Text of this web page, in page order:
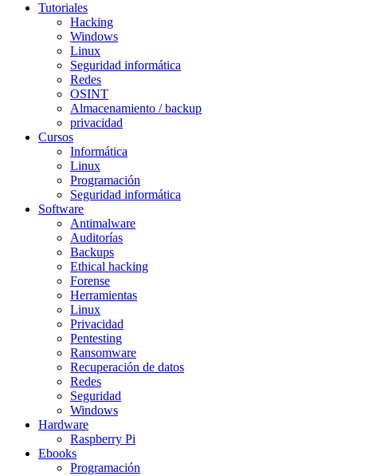
Tutoriales
Hacking
Windows
Linux
Seguridad informática
Redes
OSINT
Almacenamiento / backup
privacidad
Cursos
Informática
Linux
Programación
Seguridad informática
Software
Antimalware
Auditorías
Backups
Ethical hacking
Forense
Herramientas
Linux
Privacidad
Pentesting
Ransomware
Recuperación de datos
Redes
Seguridad
Windows
Hardware
Raspberry Pi
Ebooks
Programación